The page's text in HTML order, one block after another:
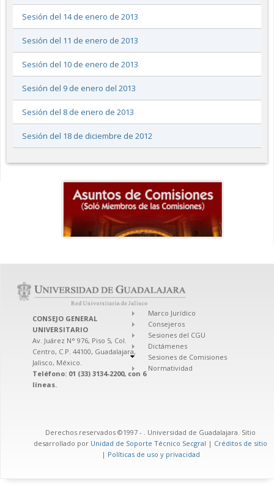
Sesión del 14 de enero de 2013
Sesión del 11 de enero de 2013
Sesión del 10 de enero de 2013
Sesión del 9 de enero del 2013
Sesión del 8 de enero de 2013
Sesión del 18 de diciembre de 2012
CONSEJO GENERAL
UNIVERSITARIO
Av. Juárez N° 976, Piso 5, Col.
Centro, C.P. 44100, Guadalajara,
Jalisco, México.
Teléfono: 01 (33) 3134-2200, con 6
líneas.
Marco Jurídico
Consejeros
Sesiones del CGU
Dictámenes
Sesiones de Comisiones
Normatividad
Derechos reservados ©1997 - . Universidad de Guadalajara. Sitio
desarrollado por Unidad de Soporte Técnico Secgral | Créditos de sitio
| Políticas de uso y privacidad